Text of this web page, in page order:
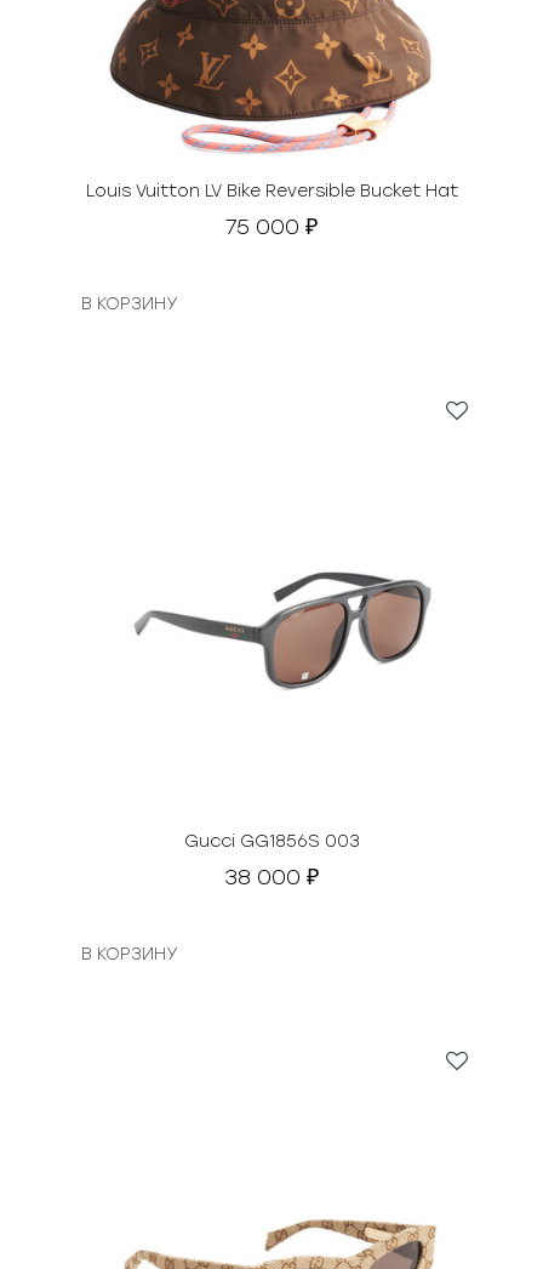
Louis Vuitton LV Bike Reversible Bucket Hat
75 000 ₽
В КОРЗИНУ
Gucci GG1856S 003
38 000 ₽
В КОРЗИНУ